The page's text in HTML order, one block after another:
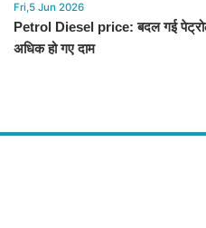
Fri,5 Jun 2026
Petrol Diesel price: बदल गई
अधिक हो गए दाम